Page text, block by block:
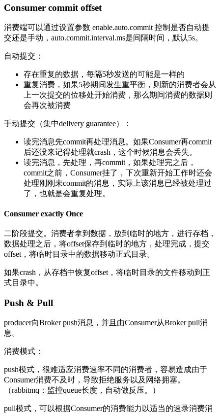
Consumer commit offset
消费端可以通过设置参数 enable.auto.commit 控制是否自动提
交还是手动，auto.commit.interval.ms是间隔时间，默认5s。
自动提交：
存在重复的数据，每隔5秒发送的可能是一样的
重复消费，如果5秒期间发生重平衡，则新的消费者会从
上一次提交的位移处开始消费，那么期间消费的数据则
会再次被消费
手动提交（集中delivery guarantee）：
读完消息先commit再处理消息。如果Consumer再commit
后还没来记得处理就crash，这个时候消息会丢失。
读完消息，先处理，再commit，如果处理完之后，
commit之前，Consumer挂了，下次重新开始工作时还会
处理刚刚未commit的消息，实际上该消息已经被处理过
了，也就是会重复处理。
Consumer exactly Once
二阶段提交。消费者拿到数据，放到临时的地方，进行存档，
数据处理之后，将offset保存到临时的地方，处理完成，提交
offset，将临时目录中的数据移动正式目录。
如果crash，从存档中恢复offset，将临时目录的文件移动到正
式目录中。
Push & Pull
producer向Broker push消息，并且由Consumer从Broker pull消
息。
消费模式：
push模式，很难适应消费速率不同的消费者，容易造成由于
Consumer消费不及时，导致拒绝服务以及网络拥塞。
（rabbitmq：监控queue长度，自动做反压。）
pull模式，可以根据Consumer的消费能力以适当的速录消费消